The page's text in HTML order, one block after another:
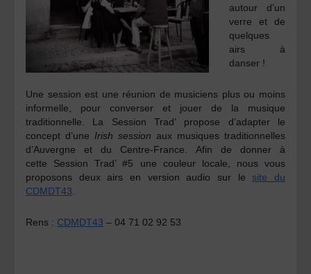
autour d’un
verre et de
quelques
airs à
danser !
Une session est une réunion de musiciens plus ou moins
informelle, pour converser et jouer de la musique
traditionnelle. La Session Trad’ propose d’adapter le
concept d’une Irish session aux musiques traditionnelles
d’Auvergne et du Centre-France. Afin de donner à
cette Session Trad’ #5 une couleur locale,
nous vous
proposons deux airs en version audio sur lesite du
CDMDT43
Rens : CDMDT43 – 04 71 02 92 53